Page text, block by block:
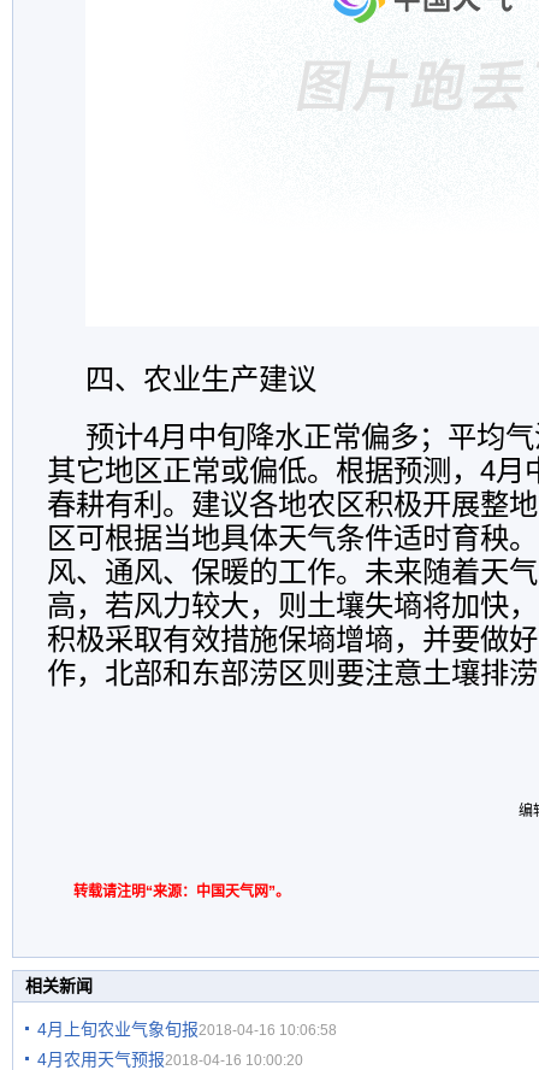
四、农业生产建议
预计4月中旬降水正常偏多；平均
其它地区正常或偏低。根据预测，4月
春耕有利。建议各地农区积极开展整
区可根据当地具体天气条件适时育秧
风、通风、保暖的工作。未来随着天
高，若风力较大，则土壤失墒将加快
积极采取有效措施保墒增墒，并要做
作，北部和东部涝区则要注意土壤排
编
转载请注明“来源：中国天气网”。
相关新闻
4月上旬农业气象旬报2018-04-16 10:06:58
4月农用天气预报2018-04-16 10:00:20